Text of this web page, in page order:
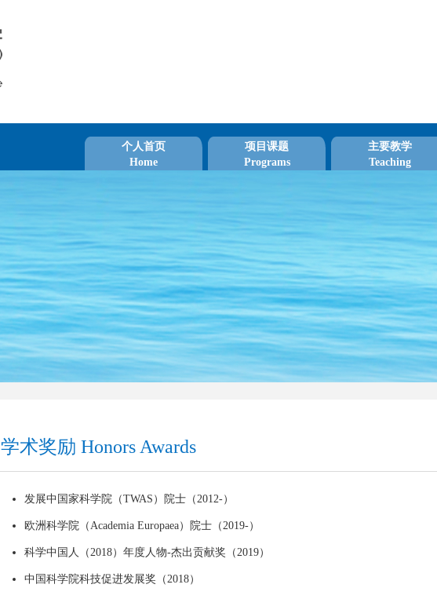
个人首页
Home
项目课题
Programs
主要教学
Teaching
学术奖励 Honors Awards
发展中国家科学院（TWAS）院士（2012-）
欧洲科学院（Academia Europaea）院士（2019-）
科学中国人（2018）年度人物-杰出贡献奖（2019）
中国科学院科技促进发展奖（2018）